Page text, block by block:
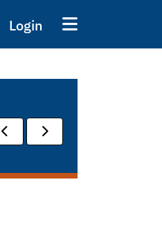
Login